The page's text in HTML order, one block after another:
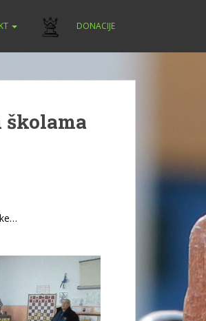
DONACIJE
školama